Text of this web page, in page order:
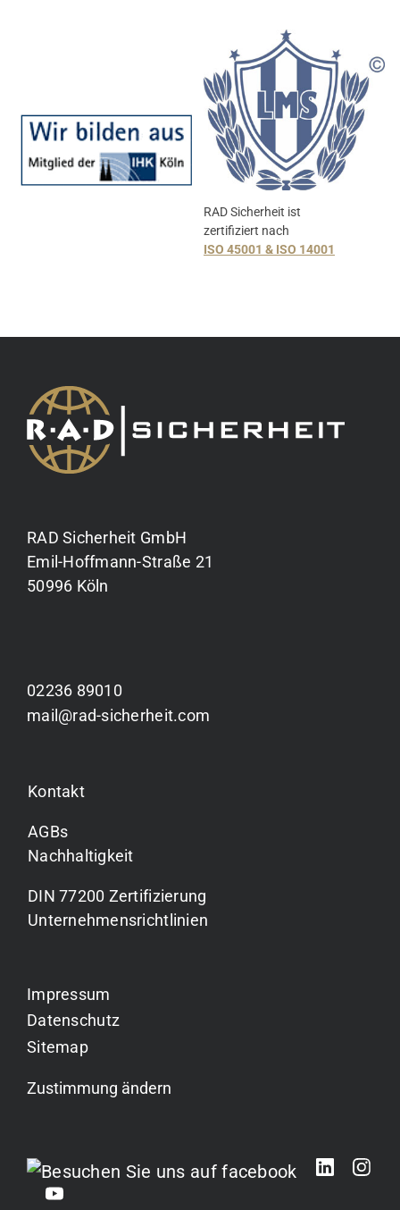
RAD Sicherheit ist
zertifiziert nach
ISO 45001 & ISO 14001
RAD Sicherheit GmbH
Emil-Hoffmann-Straße 21
50996 Köln
02236 89010
mail@rad-sicherheit.com
Kontakt
AGBs
Nachhaltigkeit
DIN 77200 Zertifizierung
Unternehmensrichtlinien
Impressum
Datenschutz
Sitemap
Zustimmung ändern